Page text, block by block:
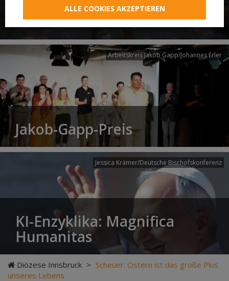
Neuer Pilgerweg Via
Laudato si’
Arbeitskreis Jakob Gapp/Johannes Erler
Jakob-Gapp-Preis
Jessica Krämer/Deutsche Bischofskonferenz
KI-Enzyklika: Magnifica
Humanitas
Diözese Innsbruck > Scheuer: Ostern ist das große Plus
unseres Lebens
ALLE COOKIES AKZEPTIEREN